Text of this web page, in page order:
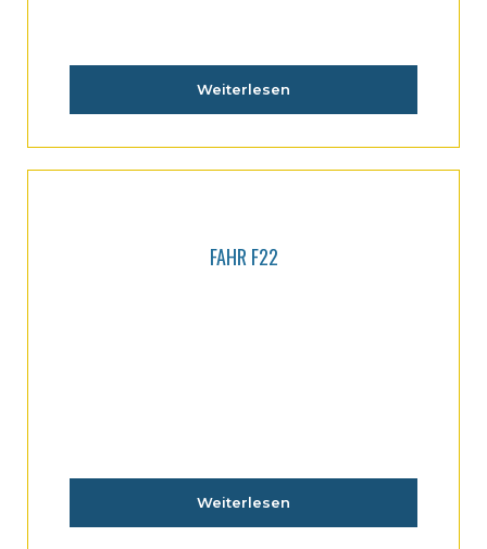
Weiterlesen
FAHR F22
Weiterlesen